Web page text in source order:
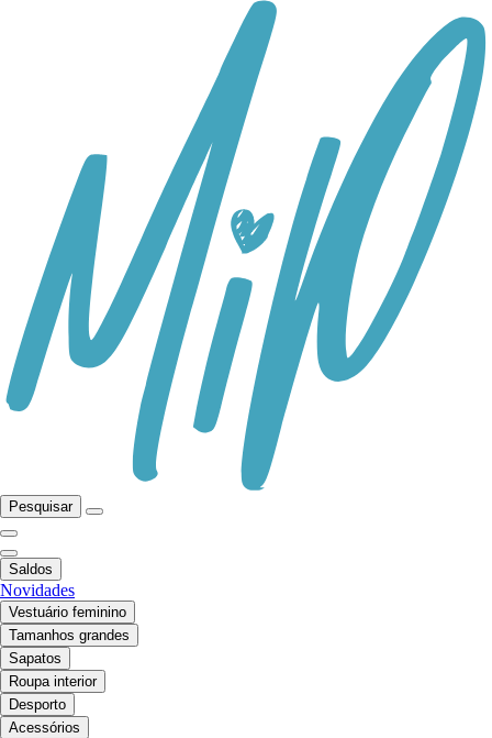
Pesquisar
Saldos
Novidades
Vestuário feminino
Tamanhos grandes
Sapatos
Roupa interior
Desporto
Acessórios